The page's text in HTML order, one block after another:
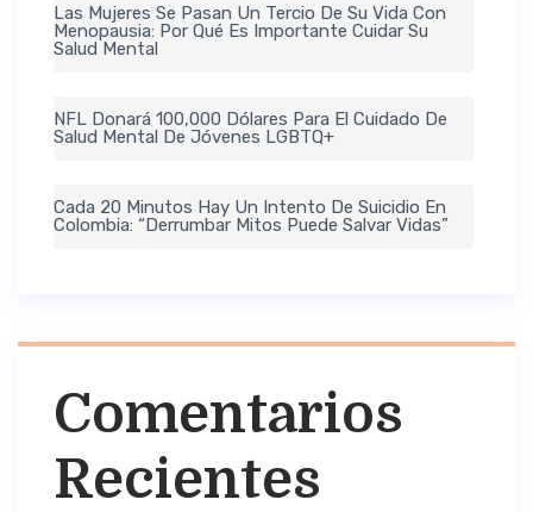
Las Mujeres Se Pasan Un Tercio De Su Vida Con
Menopausia: Por Qué Es Importante Cuidar Su
Salud Mental
NFL Donará 100,000 Dólares Para El Cuidado De
Salud Mental De Jóvenes LGBTQ+
Cada 20 Minutos Hay Un Intento De Suicidio En
Colombia: “Derrumbar Mitos Puede Salvar Vidas”
Comentarios
Recientes